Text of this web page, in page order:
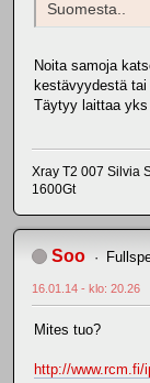
Suomesta..
Noita samoja
kestävyydestä
Täytyy laittaa
Xray T2 007 Silvia
1600Gt
Soo
16.01.14 - klo: 20.26
Mites tuo?
http://www.rcm.fi/